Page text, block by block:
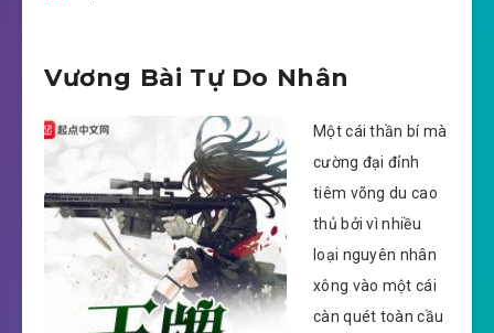
Vương Bài Tự Do Nhân
Một cái thần bí mà
cường đại đỉnh
tiêm võng du cao
thủ bởi vì nhiều
loại nguyên nhân
xông vào một cái
càn quét toàn cầu